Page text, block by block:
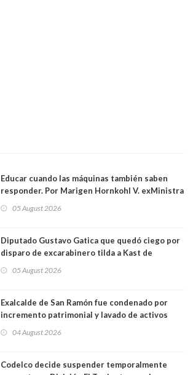
Educar cuando las máquinas también saben
responder. Por Marigen Hornkohl V. exMinistra
05 August 2026
Diputado Gustavo Gatica que quedó ciego por
disparo de excarabinero tilda a Kast de
absolución del exuniformado. Presidente DC
05 August 2026
Exalcalde de San Ramón fue condenado por
incremento patrimonial y lavado de activos
04 August 2026
Codelco decide suspender temporalmente